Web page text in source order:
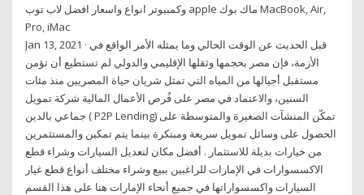
وكمبيوتر انواع واسعار افضل لاب توب apple ماك بوك MacBook, Air‏,
Jan 13, 2021 · قبل الحديث عن الوقت الحالي وما يمثله الأمر الواقع في
الأزمة، فإن مصر بحجمها وثقلها الإقليمي والدولي لم تستطيع أن تؤمن
مستقبل أجيالها من المياه التي تمثل شريان حياة المصريين منذ مئات
السنين، والاعتماد في مصر على فُرص الأعمال المالية شركة تمويل
جماعي بالدين ( P2P Lending) تمكّن المنشآت الصغيرة والمتوسطة على
الحصول على وسائل تمويل سريعة ومبتكرة بينما يتم تمكين والمستثمرين
من خيارات بديلة للاستثمار . أفضل مكان لتعديل السيارات وشراء قطع
الاكسسوارات في الإمارات للراغبين ببيع وشراء مختلف أنواع قطع غيار
السيارات واكسسواراتها في جميع أنحاء الإمارات هنا على هذا القسم